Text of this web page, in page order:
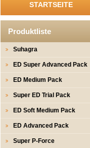
STARTSEITE
Produktliste
Suhagra
ED Super Advanced Pack
ED Medium Pack
Super ED Trial Pack
ED Soft Medium Pack
ED Advanced Pack
Super P-Force